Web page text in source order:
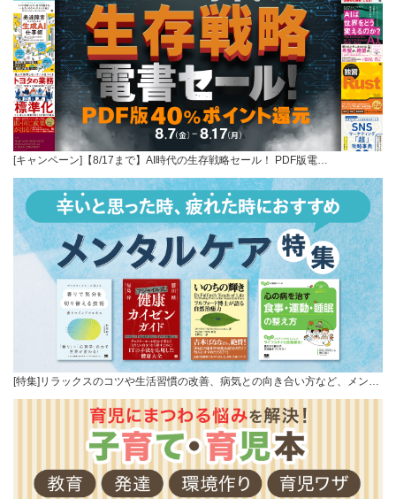
[キャンペーン]【8/17まで】AI時代の生存戦略セール！ PDF版電…
[特集]リラックスのコツや生活習慣の改善、病気との向き合い方など、メン…